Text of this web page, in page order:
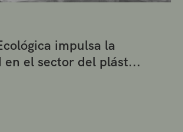
impulsa la
el sector del plást...